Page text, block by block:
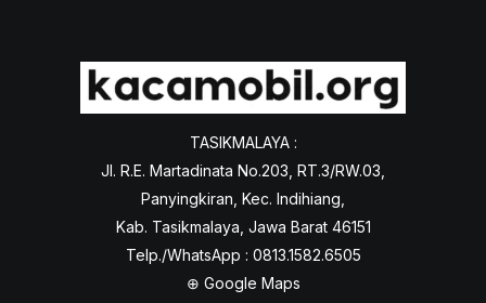
TASIKMALAYA :
Jl. R.E. Martadinata No.203, RT.3/RW.03,
Panyingkiran, Kec. Indihiang,
Kab. Tasikmalaya, Jawa Barat 46151
Telp./WhatsApp : 0813.1582.6505
⊕ Google Maps